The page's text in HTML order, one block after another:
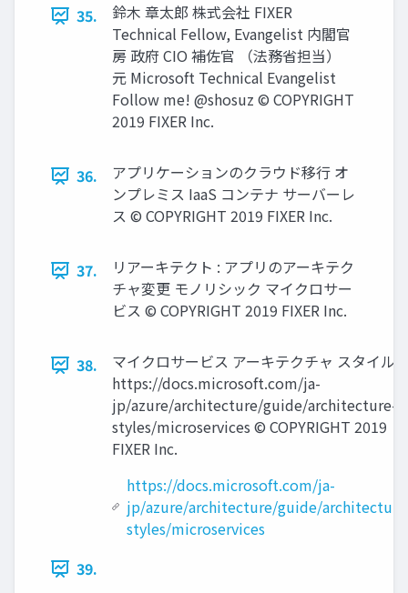
35.
鈴⽊ 章太郎 株式会社 FIXER
Technical Fellow, Evangelist 内閣官
房 政府 CIO 補佐官 （法務省担当）
元 Microsoft Technical Evangelist
Follow me! @shosuz © COPYRIGHT
2019 FIXER Inc.
36.
アプリケーションのクラウド移⾏ オ
ンプレミス IaaS コンテナ サーバーレ
ス © COPYRIGHT 2019 FIXER Inc.
37.
リアーキテクト : アプリのアーキテク
チャ変更 モノリシック マイクロサー
ビス © COPYRIGHT 2019 FIXER Inc.
38.
マイクロサービス アーキテクチャ スタイル
https://docs.microsoft.com/ja-
jp/azure/architecture/guide/architecture-
styles/microservices © COPYRIGHT 2019
FIXER Inc.
https://docs.microsoft.com/ja-
jp/azure/architecture/guide/
styles/microservices
39.